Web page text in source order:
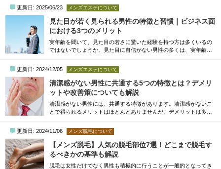
心の準備を整えられるでしょう。そこで今回は、脱毛サロンのエス
テティシャンを目指している方に向けて、仕事内容やメリット、大
変なことについて詳しく解説します。なお、未経験からエステティ
シャンを目指す方は、以下のコラムもぜひご...
更新日: 2025/06/23 メンズエステについて
見た目が若く見られる男性の特徴と習慣｜ビジネス面
における3つのメリット
実年齢を聞いて、見た目の若さに驚いた経験を持つ方は多くいるの
ではないでしょうか。見た目に自信がない男性の多くは、実年齢よ
事では、見た目が若い男性の特徴や、見た目が若いことで得られる
ビジネス面のメリットについて解説します。見た目に自信を持ちた
い方や、ビジネスで成果をあげたい方は、ぜひ参考にしてくださ
い。【容姿編】見た目が若く見える男性の特徴...
更新日: 2024/12/05 メンズエステについて
清潔感がない男性に共通する5つの特徴とは？デメリ
ットや改善策についても解説
清潔感がない男性には、共通する特徴があります。清潔感がないこ
とで得られるメリットはほとんどありませんが、デメリットは多く
記事内でご紹介している対策は、誰でも行えるものですので、清潔
感に自信のない方はぜひ生活に取り入れてみてください。清潔感が
ない男性にありがちな5つの共通点清潔感がない男性にありがちな共
通点は、次の5点です。 毛に無頓着 体型が...
更新日: 2024/11/06 メンズ脱毛について
【メンズ脱毛】人気の脱毛部位7選！どこまで脱毛す
るべきかの基準も解説
脱毛は女性だけでなく男性も積極的に行うことが一般的となってき